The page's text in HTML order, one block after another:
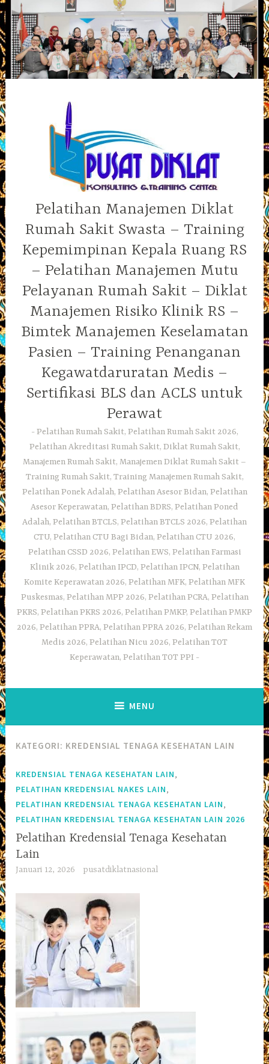
Skip
to
content
Pelatihan Manajemen Diklat
Rumah Sakit Swasta – Training
Kepemimpinan Kepala Ruang RS
– Pelatihan Manajemen Mutu
Pelayanan Rumah Sakit – Diklat
Manajemen Risiko Klinik RS –
Bimtek Manajemen Keselamatan
Pasien – Training Penanganan
Kegawatdaruratan Medis –
Sertifikasi BLS dan ACLS untuk
Perawat
Pelatihan Rumah Sakit, Pelatihan Rumah Sakit 2026,
Pelatihan Akreditasi Rumah Sakit, Diklat Rumah Sakit,
Manajemen Rumah Sakit, Manajemen Diklat Rumah Sakit –
Training Rumah Sakit, Training Manajemen Rumah Sakit,
Pelatihan Ponek Adalah, Pelatihan Asesor Bidan, Pelatihan
Asesor Keperawatan, Pelatihan BDRS, Pelatihan Poned
Adalah, Pelatihan BTCLS, Pelatihan BTCLS 2026, Pelatihan
CTU, Pelatihan CTU Bagi Bidan, Pelatihan CTU 2026,
Pelatihan CSSD 2026, Pelatihan EWS, Pelatihan Farmasi
Klinik 2026, Pelatihan IPCD, Pelatihan IPCN, Pelatihan
Komite Keperawatan 2026, Pelatihan MFK, Pelatihan MFK
Puskesmas, Pelatihan MPP 2026, Pelatihan PCRA, Pelatihan
PKRS, Pelatihan PKRS 2026, Pelatihan PMKP, Pelatihan PMKP
2026, Pelatihan PPRA, Pelatihan PPRA 2026, Pelatihan Rekam
Medis 2026, Pelatihan Nicu 2026, Pelatihan TOT
Keperawatan, Pelatihan TOT PPI
MENU
KATEGORI: KREDENSIAL TENAGA KESEHATAN LAIN
KREDENSIAL TENAGA KESEHATAN LAIN
PELATIHAN KREDENSIAL NAKES LAIN
PELATIHAN KREDENSIAL TENAGA KESEHATAN LAIN
PELATIHAN KREDENSIAL TENAGA KESEHATAN LAIN 2026
Pelatihan Kredensial Tenaga Kesehatan
Lain
Januari 12, 2026 pusatdiklatnasional